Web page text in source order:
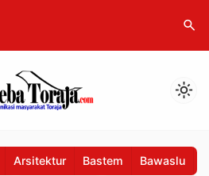
search
light_mode
Arsitektur Bastem Bawaslu